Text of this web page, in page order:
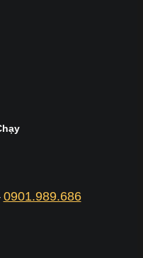
0901.989.686